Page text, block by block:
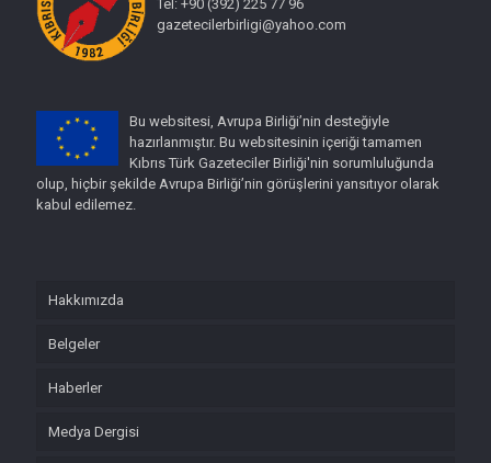
Tel: +90 (392) 225 77 96
gazetecilerbirligi@yahoo.com
Bu websitesi, Avrupa Birliği’nin desteğiyle
hazırlanmıştır. Bu websitesinin içeriği tamamen
Kıbrıs Türk Gazeteciler Birliği'nin sorumluluğunda
olup, hiçbir şekilde Avrupa Birliği’nin görüşlerini yansıtıyor olarak
kabul edilemez.
Hakkımızda
Belgeler
Haberler
Medya Dergisi